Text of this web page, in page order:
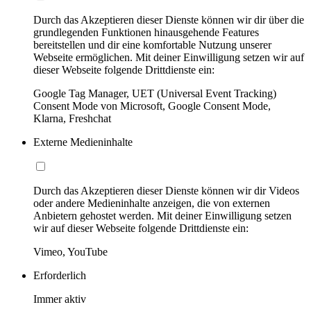
Durch das Akzeptieren dieser Dienste können wir dir über die
grundlegenden Funktionen hinausgehende Features
bereitstellen und dir eine komfortable Nutzung unserer
Webseite ermöglichen. Mit deiner Einwilligung setzen wir auf
dieser Webseite folgende Drittdienste ein:
Google Tag Manager, UET (Universal Event Tracking)
Consent Mode von Microsoft, Google Consent Mode,
Klarna, Freshchat
Externe Medieninhalte
Durch das Akzeptieren dieser Dienste können wir dir Videos
oder andere Medieninhalte anzeigen, die von externen
Anbietern gehostet werden. Mit deiner Einwilligung setzen
wir auf dieser Webseite folgende Drittdienste ein:
Vimeo, YouTube
Erforderlich
Immer aktiv